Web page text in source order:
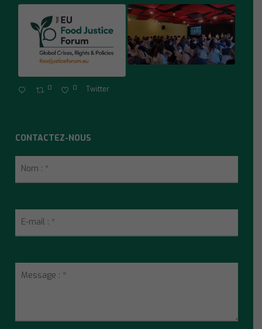
0 0 Twitter
CONTACTEZ-NOUS